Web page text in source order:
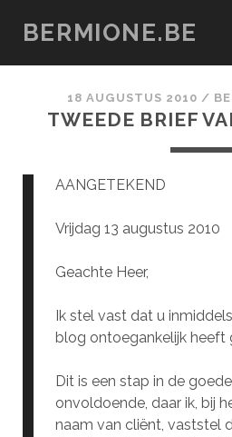
BERMIONE.BE
18 AUGUSTUS 2010 /
TWEEDE BRIEF
AANGETEKEND
Vrijdag 13 augustus 2010
Geachte Heer,
Ik stel vast dat u
blog ontoegankelijk heeft
Dit is een stap in de
onvoldoende, daar ik, bij
naam van cliënt, vaststel